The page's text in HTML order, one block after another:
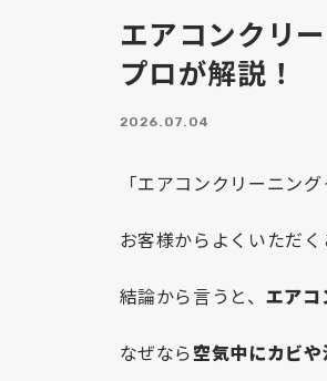
エアコンクリ
プロが解説！
2026.07.04
「エアコンクリーニン
お客様からよくいただく
結論から言うと、 エアコ
なぜなら空気中にカビや